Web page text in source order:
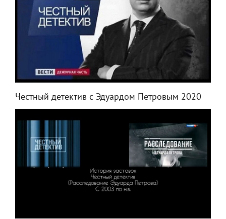
Честный детектив с Эдуардом Петровым 2020